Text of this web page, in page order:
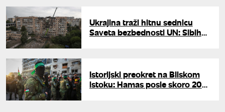
Ukrajina traži hitnu sednicu
Saveta bezbednosti UN: Sibiha
Istorijski preokret na Bliskom
istoku: Hamas posle skoro 20